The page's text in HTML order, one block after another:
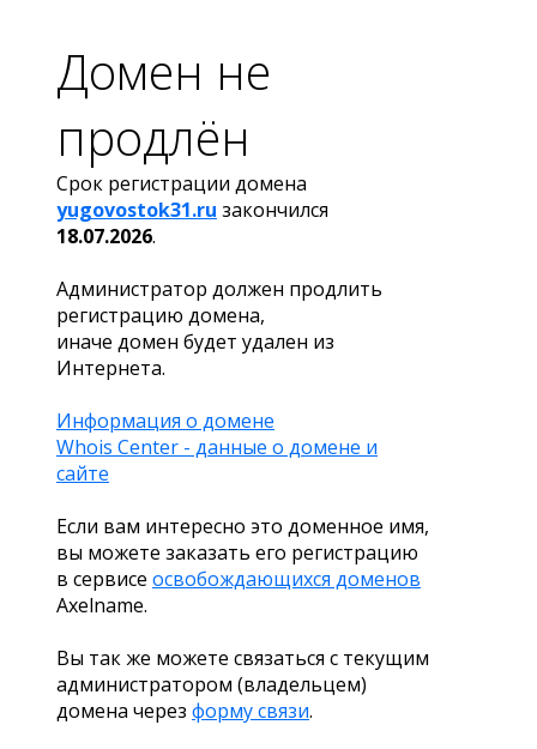
Домен не
продлён
Срок регистрации домена
yugovostok31.ru закончился
18.07.2026.
Администратор должен продлить
регистрацию домена,
иначе домен будет удален из
Интернета.
Информация о домене
Whois Center - данные о домене и
сайте
Если вам интересно это доменное имя,
вы можете заказать его регистрацию
в сервисе освобождающихся доменов
Axelname.
Вы так же можете связаться с текущим
администратором (владельцем)
домена через форму связи.